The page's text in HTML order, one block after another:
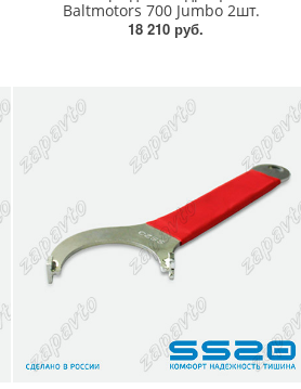
Baltmotors 700 Jumbo 2шт.
18 210 руб.